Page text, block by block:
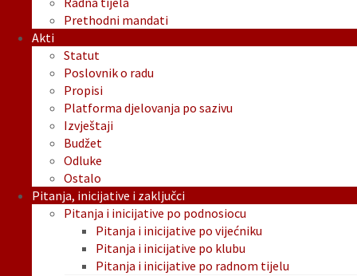
Prethodni mandati
Akti
Statut
Poslovnik o radu
Propisi
Platforma djelovanja po sazivu
Izvještaji
Budžet
Odluke
Ostalo
Pitanja, inicijative i zaključci
Pitanja i inicijative po podnosiocu
Pitanja i inicijative po vijećniku
Pitanja i inicijative po klubu
Pitanja i inicijative po radnom tijelu